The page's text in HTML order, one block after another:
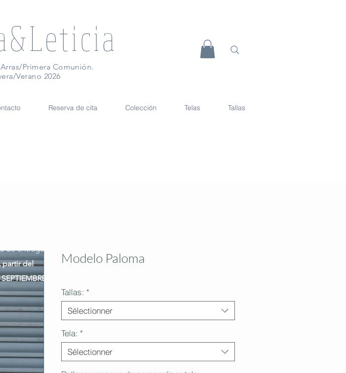
Primera Comunión.
Verano 2026
Reserva de cita Colección Telas Tallas
Modelo Paloma
Tallas: *
Sélectionner
Tela: *
Sélectionner
de entrega:
partir del